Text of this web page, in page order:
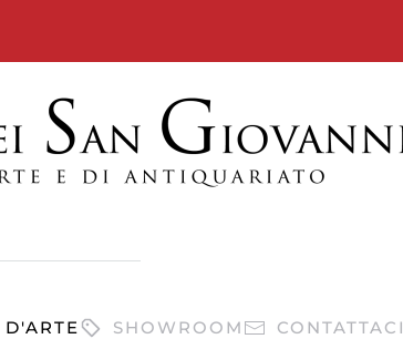
SHOWROOM CONTATTACI